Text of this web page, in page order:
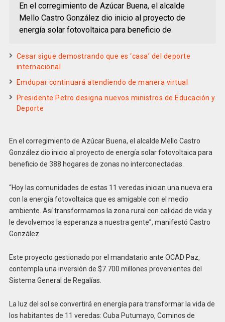
En el corregimiento de Azúcar Buena, el alcalde
Mello Castro González dio inicio al proyecto de
energía solar fotovoltaica para beneficio de
Cesar sigue demostrando que es ‘casa’ del deporte
internacional
Emdupar continuará atendiendo de manera virtual
Presidente Petro designa nuevos ministros de Educación y
Deporte
En el corregimiento de Azúcar Buena, el alcalde Mello Castro
González dio inicio al proyecto de energía solar fotovoltaica para
beneficio de 388 hogares de zonas no interconectadas.
“Hoy las comunidades de estas 11 veredas inician una nueva era
con la energía fotovoltaica que es amigable con el medio
ambiente. Así transformamos la zona rural con calidad de vida y
le devolvemos la esperanza a nuestra gente”, manifestó Castro
González.
Este proyecto gestionado por el mandatario ante OCAD Paz,
contempla una inversión de $7.700 millones provenientes del
Sistema General de Regalías.
La luz del sol se convertirá en energía para transformar la vida de
los habitantes de 11 veredas: Cuba Putumayo, Cominos de